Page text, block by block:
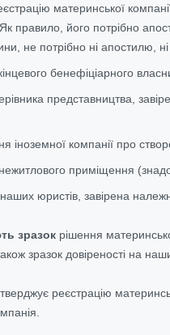
материнської
правило, його потрібно
не потрібно ні апостилю,
бенефіціарного
представництва,
іноземної компанії про
приміщення
наших юристів, завірена
зразок рішення
зразок довіреності на
реєстрацію